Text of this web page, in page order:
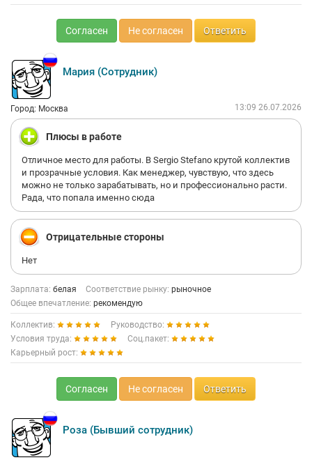
Согласен Не согласен Ответить
Мария (Сотрудник)
Город: Москва 13:09 26.07.2026
Плюсы в работе
Отличное место для работы. В Sergio Stefano крутой коллектив
и прозрачные условия. Как менеджер, чувствую, что здесь
можно не только зарабатывать, но и профессионально расти.
Рада, что попала именно сюда
Отрицательные стороны
Нет
Зарплата: белая Соответствие рынку: рыночное
Общее впечатление: рекомендую
Коллектив:
Руководство:
Условия труда:
Соц.пакет:
Карьерный рост:
Согласен Не согласен Ответить
Роза (Бывший сотрудник)